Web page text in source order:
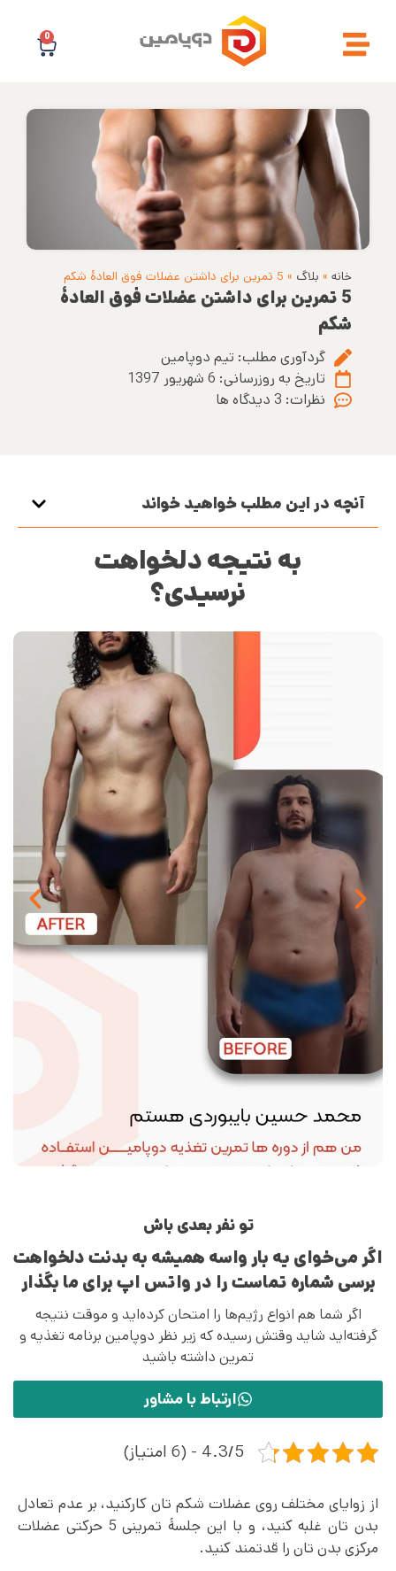
0
خانه » بلاگ » 5 تمرین برای داشتن عضلات فوق العادۀ شکم
5 تمرین برای داشتن عضلات فوق العادۀ
شکم
گردآوری مطلب: تیم دوپامین
تاریخ به روزرسانی: 6 شهریور 1397
نظرات:
آنچه در این مطلب خواهید خواند
به نتیجه دلخواهت
نرسیدی؟
تو نفر بعدی باش
اگر می‌خوای یه بار واسه همیشه به بدنت دلخواهت
برسی شماره تماست را در واتس اپ برای ما بگذار
اگر شما هم انواع رژیم‌ها را امتحان کرده‌اید و موقت نتیجه
گرفته‌اید شاید وقتش رسیده که زیر نظر دوپامین برنامه تغذیه و
تمرین داشته باشید
ارتباط با مشاور
4.3/5 - (6 امتیاز)
از زوایای مختلف روی عضلات شکم تان کارکنید، بر عدم تعادل
بدن تان غلبه کنید، و با این جلسۀ تمرینی 5 حرکتی عضلات
مرکزی بدن تان را قدتمند کنید.